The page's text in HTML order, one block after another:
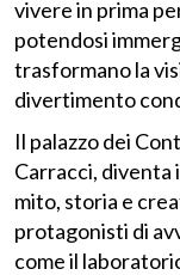
vivere in prima
potendosi
trasformano la
divertimento
Il palazzo dei
Carracci, diventa
mito, storia e
protagonisti di
come il